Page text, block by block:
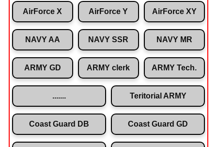
AirForce X AirForce Y AirForce XY
NAVY AA NAVY SSR NAVY MR
ARMY GD ARMY clerk ARMY Tech.
Teritorial ARMY
Coast Guard DB Coast Guard GD